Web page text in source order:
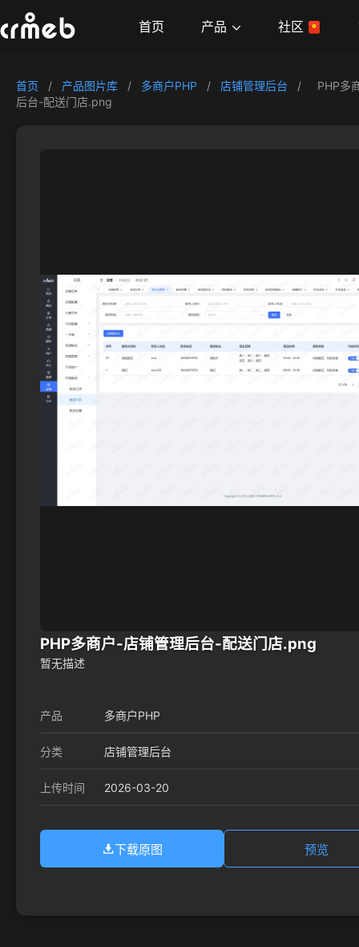
首页 产品 社区
首页 / 产品图片库 / 多商户PHP / 店铺管理后台 /
PHP多
后台-配送门店.png
PHP多商户-店铺管理后台-配送门店.png
暂无描述
产品 多商户PHP
分类 店铺管理后台
上传时间 2026-03-20
下载原图 预览